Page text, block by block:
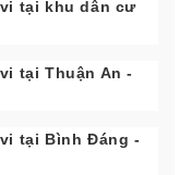
tại khu dân cư
tại Thuận An -
tại Bình Đáng -